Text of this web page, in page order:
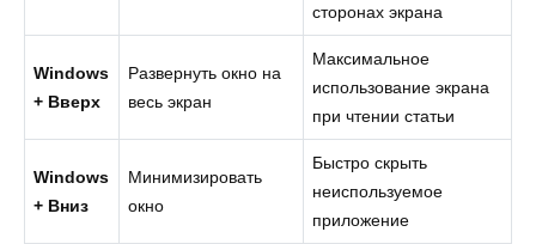
сторонах экрана
Windows
+ Вверх
Развернуть окно на
весь экран
Максимальное
использование экрана
при чтении статьи
Windows
+ Вниз
Минимизировать
окно
Быстро скрыть
неиспользуемое
приложение